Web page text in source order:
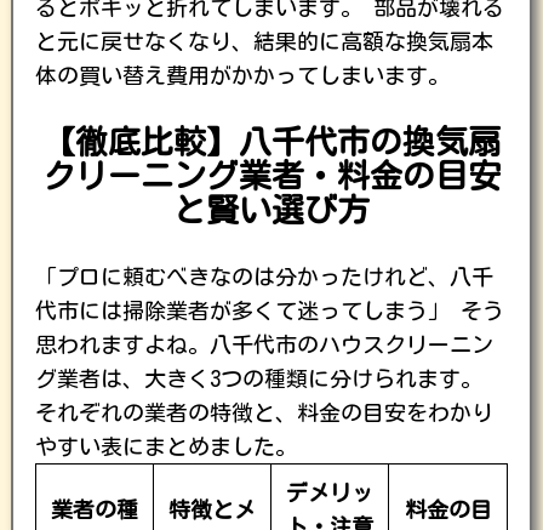
るとポキッと折れてしまいます。 部品が壊れる
と元に戻せなくなり、結果的に高額な換気扇本
体の買い替え費用がかかってしまいます。
【徹底比較】八千代市の換気扇
クリーニング業者・料金の目安
と賢い選び方
「プロに頼むべきなのは分かったけれど、八千
代市には掃除業者が多くて迷ってしまう」 そう
思われますよね。八千代市のハウスクリーニン
グ業者は、大きく3つの種類に分けられます。
それぞれの業者の特徴と、料金の目安をわかり
やすい表にまとめました。
業者の種 特徴とメ
デメリッ
料金の目